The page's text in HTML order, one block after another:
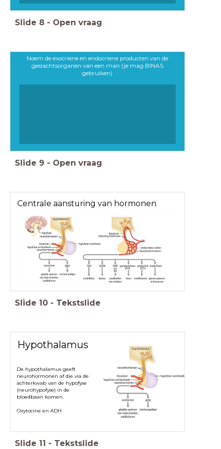
Slide 8 - Open vraag
Noem de exocriene en endocriene producten van de
geslachtsorganen van een man (je mag BINAS
gebruiken)
Slide 9 - Open vraag
Centrale aansturing van hormonen
Slide 10 - Tekstslide
Hypothalamus
De hypothalamus geeft
neurohormonen af die via de
achterkwab van de hypofyse
(neurohypofyse) in de
bloedbaan komen.
Oxytocine en ADH
Slide 11 - Tekstslide